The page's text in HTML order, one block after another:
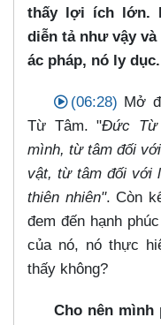
thấy lợi ích lớn.
diễn tả như vậy
ác pháp, nó ly
(06:28) Mở
Từ Tâm. "Đức Từ
mình, từ tâm đối
vật, từ tâm đối với
thiên nhiên". Còn
đem đến hạnh
của nó, nó thực
thấy không?
Cho nên